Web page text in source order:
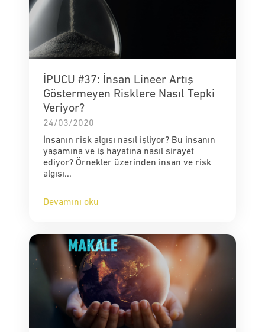
İPUCU #37: İnsan Lineer Artış
Göstermeyen Risklere Nasıl Tepki
Veriyor?
24/03/2020
İnsanın risk algısı nasıl işliyor? Bu insanın
yaşamına ve iş hayatına nasıl sirayet
ediyor? Örnekler üzerinden insan ve risk
algısı...
Devamını oku